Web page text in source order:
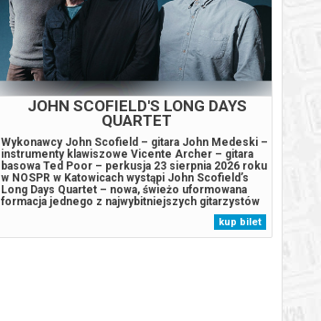
JOHN SCOFIELD'S LONG DAYS
QUARTET
Wykonawcy John Scofield – gitara John Medeski –
instrumenty klawiszowe Vicente Archer – gitara
basowa Ted Poor – perkusja 23 sierpnia 2026 roku
w NOSPR w Katowicach wystąpi John Scofield’s
Long Days Quartet – nowa, świeżo uformowana
formacja jednego z najwybitniejszych gitarzystów
współczesnego jazzu. Long Days Quartet to nazwa
wymyślona na cześć długich lipcowych dni. Świeżo
uformowana grupa zadebiutowała...
kup bilet